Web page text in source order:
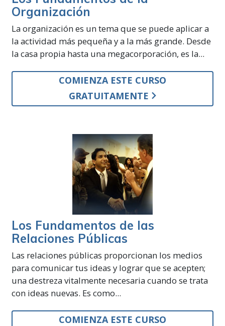
Organización
La organización es un tema que se puede aplicar a
la actividad más pequeña y a la más grande. Desde
la casa propia hasta una megacorporación, es la...
COMIENZA ESTE CURSO
GRATUITAMENTE
Los Fundamentos de las
Relaciones Públicas
Las relaciones públicas proporcionan los medios
para comunicar tus ideas y lograr que se acepten;
una destreza vitalmente necesaria cuando se trata
con ideas nuevas. Es como...
COMIENZA ESTE CURSO